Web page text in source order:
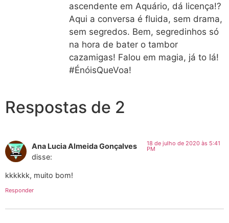
ascendente em Aquário, dá licença!?
Aqui a conversa é fluida, sem drama,
sem segredos. Bem, segredinhos só
na hora de bater o tambor
cazamigas! Falou em magia, já to lá!
#ÉnóisQueVoa!
Respostas de 2
Ana Lucia Almeida Gonçalves
disse:
18 de julho de 2020 às 5:41
PM
kkkkkk, muito bom!
Responder